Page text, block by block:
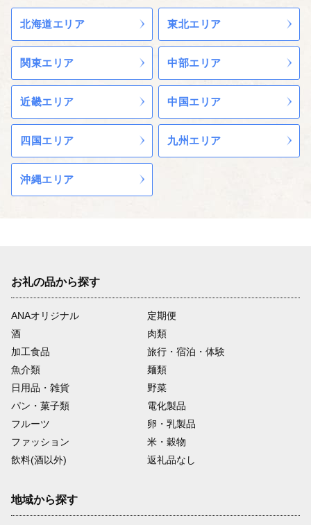
北海道エリア 東北エリア
関東エリア 中部エリア
近畿エリア 中国エリア
四国エリア 九州エリア
沖縄エリア
お礼の品から探す
ANAオリジナル
定期便
酒
肉類
加工食品
旅行・宿泊・体験
魚介類
麺類
日用品・雑貨
野菜
パン・菓子類
電化製品
フルーツ
卵・乳製品
ファッション
米・穀物
飲料(酒以外)
返礼品なし
地域から探す